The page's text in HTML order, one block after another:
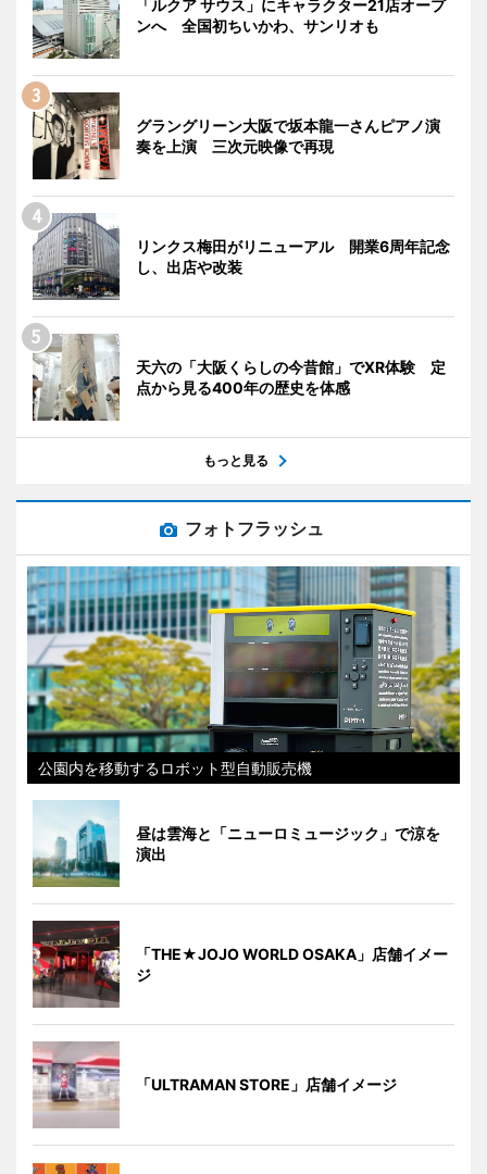
「ルクア サウス」にキャラクター21店オープ
ンへ 全国初ちいかわ、サンリオも
グラングリーン大阪で坂本龍一さんピアノ演
奏を上演 三次元映像で再現
リンクス梅田がリニューアル 開業6周年記念
し、出店や改装
天六の「大阪くらしの今昔館」でXR体験 定
点から見る400年の歴史を体感
もっと見る
フォトフラッシュ
公園内を移動するロボット型自動販売機
昼は雲海と「ニューロミュージック」で涼を
演出
「THE★JOJO WORLD OSAKA」店舗イメー
ジ
「ULTRAMAN STORE」店舗イメージ